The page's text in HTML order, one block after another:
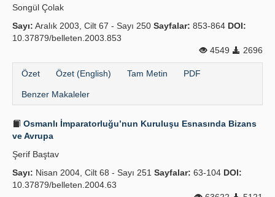
Songül Çolak
Sayı: Aralık 2003, Cilt 67 - Sayı 250 Sayfalar: 853-864 DOI:
10.37879/belleten.2003.853
4549
2696
Özet Özet (English) Tam Metin PDF
Benzer Makaleler
Osmanlı İmparatorluğu’nun Kuruluşu Esnasında Bizans
ve Avrupa
Şerif Baştav
Sayı: Nisan 2004, Cilt 68 - Sayı 251 Sayfalar: 63-104 DOI:
10.37879/belleten.2004.63